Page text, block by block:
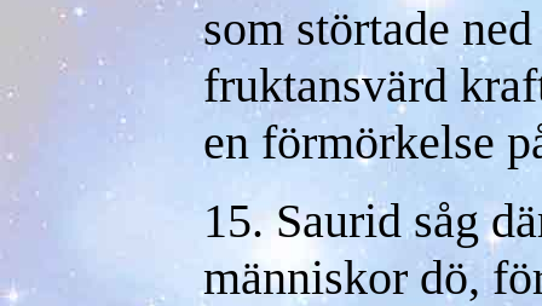
som störtade
fruktansvärd
en förmörkelse
15. Saurid såg
människor dö,